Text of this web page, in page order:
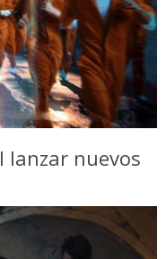
lanzar nuevos